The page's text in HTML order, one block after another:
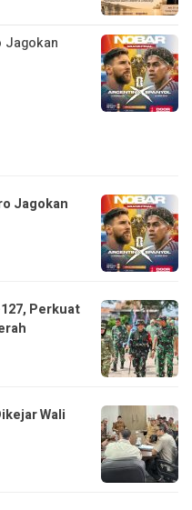
Jagokan
Jagokan
Perkuat
Wali